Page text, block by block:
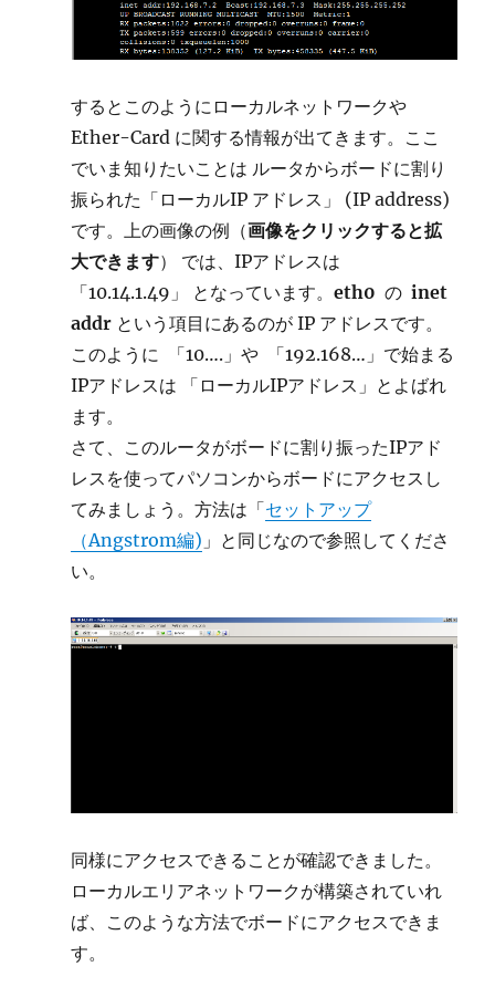
するとこのようにローカルネットワークや
Ether-Card に関する情報が出てきます。ここ
でいま知りたいことは ルータからボードに割り
振られた「ローカルIP アドレス」 (IP address)
です。上の画像の例（画像をクリックすると拡
大できます） では、IPアドレスは
「10.14.1.49」 となっています。eth0 のinet
addr という項目にあるのが IP アドレスです。
このように 「10….」や 「192.168…」で始まる
IPアドレスは 「ローカルIPアドレス」とよばれ
ます。
さて、このルータがボードに割り振ったIPアド
レスを使ってパソコンからボードにアクセスし
てみましょう。方法は「セットアップ
（Angstrom編) 」と同じなので参照してくださ
い。
同様にアクセスできることが確認できました。
ローカルエリアネットワークが構築されていれ
ば、このような方法でボードにアクセスできま
す。